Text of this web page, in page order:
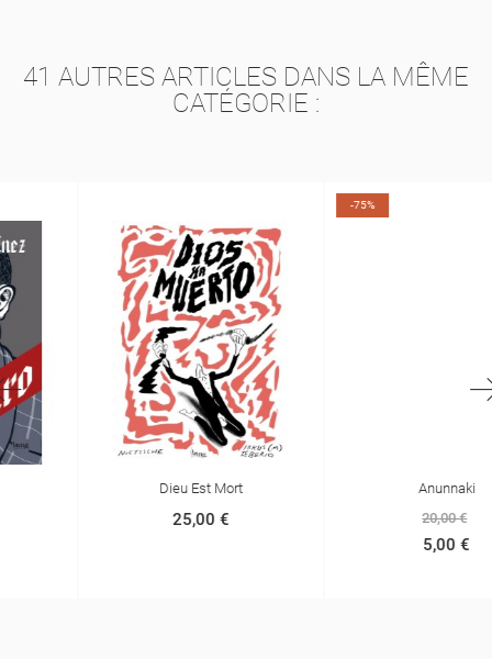
41 AUTRES ARTICLES DANS LA MÊME
CATÉGORIE :
Dieu Est Mort